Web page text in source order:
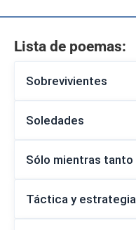
Lista de poemas:
Sobrevivientes
Soledades
Sólo mientras tanto
Táctica y estrategia